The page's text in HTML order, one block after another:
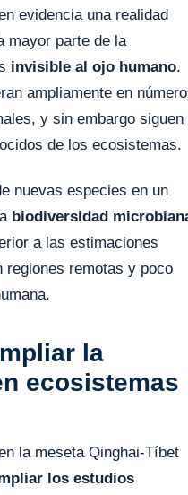
evidencia una realidad
mayor parte de la
invisible al ojo humano.
ampliamente en
y sin embargo siguen
de los ecosistemas.
nuevas especies en un
biodiversidad
a las estimaciones
regiones remotas y poco
la
ecosistemas
la meseta Qinghai-Tíbet
los estudios